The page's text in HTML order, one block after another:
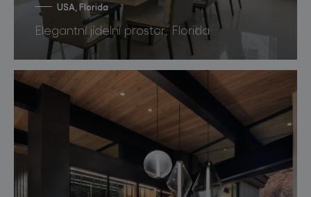
USA, Florida
Elegantní jídelní prostor, Florida